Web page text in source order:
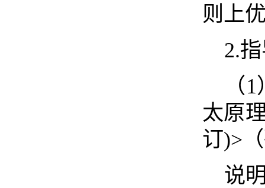
则上
2.
（
太原
订)>
说